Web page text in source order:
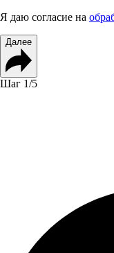
Я даю согласие на
Далее
Шаг 1/5